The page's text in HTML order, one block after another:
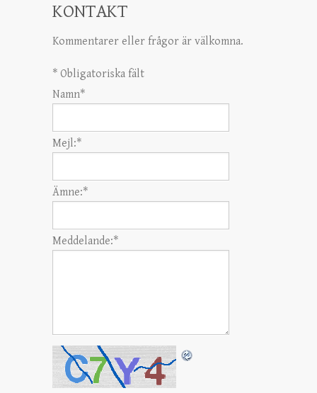
KONTAKT
Kommentarer eller frågor är välkomna.
* Obligatoriska fält
Namn*
Mejl:*
Ämne:*
Meddelande:*